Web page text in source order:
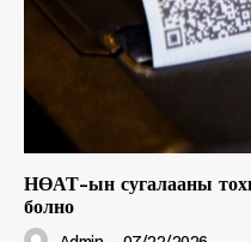
НӨАТ-ын сугалааны
болно